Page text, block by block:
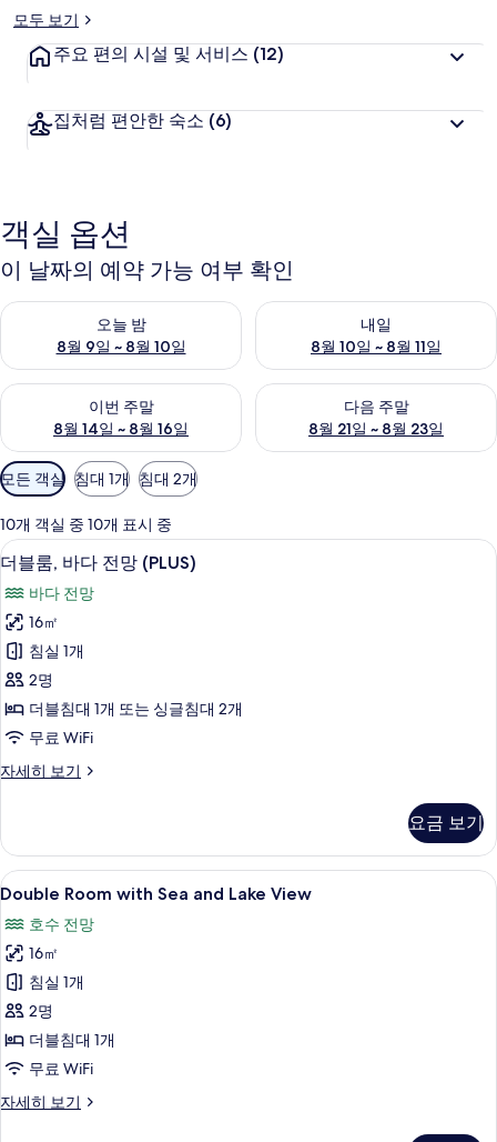
모두 보기
주요 편의 시설 및 서비스 (12)
집처럼 편안한 숙소 (6)
객실 옵션
이 날짜의 예약 가능 여부 확인
오늘 밤
8월 9일 ~ 8월 10일
오늘 밤 예약 가능 여부 확인, 8월 9일 ~ 8월 10일
내일
8월 10일 ~ 8월 11일
내일 예약 가능 여부 확인, 8월
이번 주말
8월 14일 ~ 8월 16일
이번 주말 예약 가능 여부 확인, 8월 14일 ~ 8월 16일
다음 주말
8월 21일 ~ 8월 23일
다음 주말 예약 가능 여부 확인
객
실
에
사
용
가
능
한
필
터
모든 객실 침대 1개 침대 2개
10개 객실 중 10개 표시 중
더
블
룸,
바
다
전
망
(PLUS)
사
모
두
보
기
더블룸, 바다 전망 (PLUS) | 미니바, 객
6
더블룸, 바다 전망 (PLUS)
바다 전망
16㎡
침실 1개
2명
더블침대 1개 또는 싱글침대 2개
무료 WiFi
자세히 보기
더
다
전
망
자
세
히
보
기
요금 보기
Double
Room
with
Sea
and
Lake
View
사
진
7
Double Room with Sea and Lake View
호수 전망
16㎡
침실 1개
2명
더블침대 1개
무료 WiFi
자세히 보기
Double